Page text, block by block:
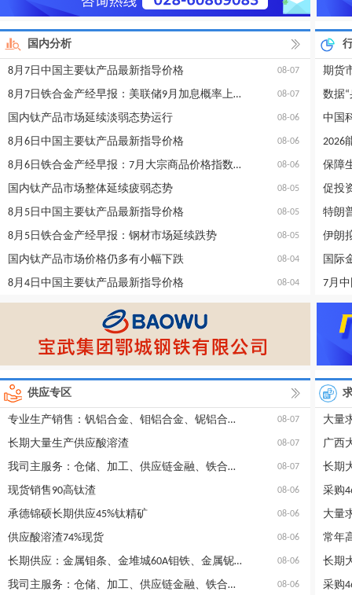
国内分析
08-07
8月7日中国主要钛产品最新指导价格
08-07
8月7日铁合金产经早报：美联储9月加息概率上升
08-06
国内钛产品市场延续淡弱态势运行
08-06
8月6日中国主要钛产品最新指导价格
08-06
8月6日铁合金产经早报：7月大宗商品价格指数小幅回落
08-05
国内钛产品市场整体延续疲弱态势
08-05
8月5日中国主要钛产品最新指导价格
08-05
8月5日铁合金产经早报：钢材市场延续跌势
08-04
国内钛产品市场价格仍多有小幅下跌
08-04
8月4日中国主要钛产品最新指导价格
期货
数据
促投
国际
7月
供应专区
08-07
专业生产销售：钒铝合金、钼铝合金、铌铝合金、钛铁、钛锡等
08-07
长期大量生产供应酸溶渣
08-07
我司主服务：仓储、加工、供应链金融、铁合金信息咨询等
08-06
现货销售90高钛渣
08-06
承德锦硕长期供应45%钛精矿
08-06
供应酸溶渣74%现货
08-06
长期供应：金属钼条、金堆城60A钼铁、金属铌、海绵钛等
08-06
我司主服务：仓储、加工、供应链金融、铁合金信息咨询等
大量
广西
长期
采购
大量
长期
采购